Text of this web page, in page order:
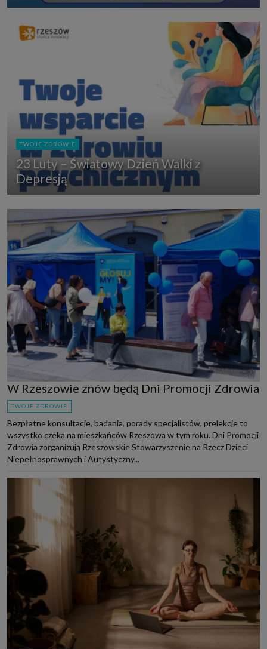
TWOJE ZDROWIE
23 Luty – Światowy Dzień Walki z
Depresją
W Rzeszowie znów będą Dni Promocji Zdrowia
TWOJE ZDROWIE
Bezpłatne konsultacje, badania, porady specjalistów, prelekcje to
wszystko czeka na mieszkańców Rzeszowa w tym roku. Dni Promocji
Zdrowia zorganizują Rzeszowskie Stowarzyszenie na Rzecz Dzieci
Niepełnosprawnych i Autystyczny...